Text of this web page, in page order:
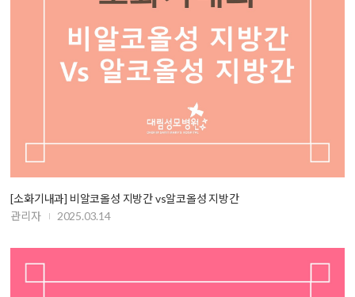
[소화기내과] 비알코올성 지방간 vs알코올성 지방간
관리자
2025.03.14